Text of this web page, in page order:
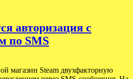
авторизация с
по SMS
магазин Steam двухфакторную